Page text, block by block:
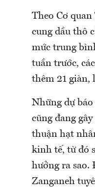
Theo Cơ
cung dầu thô
mức trung
tuần trước,
thêm 21 giàn,
Những dự
cũng đang
thuận hạt
kinh tế, từ đó
hưởng ra sao.
Zanganeh